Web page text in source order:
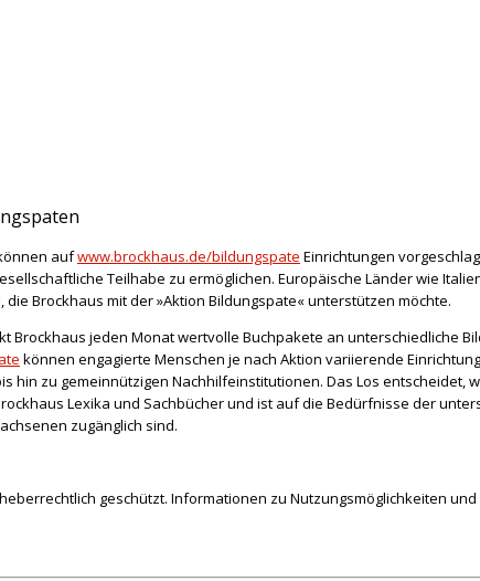
aufwww.brockhaus.de/bildungspate Einrichtungen
Teilhabe zu ermöglichen. Europäische Länder wie
Brockhaus mit der »Aktion Bildungspate« unterstützen möchte.
Brockhaus jeden Monat wertvolle Buchpakete an unterschiedliche
können engagierte Menschen je nach Aktion variierende
hin zu gemeinnützigen Nachhilfeinstitutionen. Das Los
Lexika und Sachbücher und ist auf die Bedürfnisse der
zugänglich sind.
geschützt. Informationen zu Nutzungsmöglichkeiten